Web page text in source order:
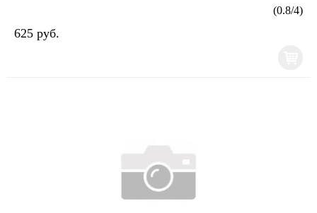
(0.8/4)
625 руб.